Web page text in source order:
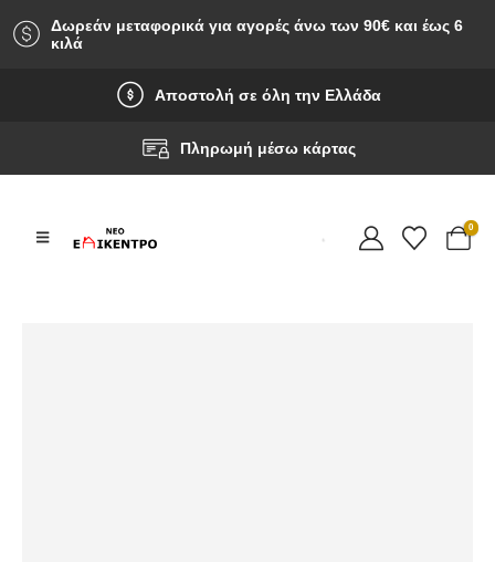
Δωρεάν μεταφορικά για αγορές άνω των 90‎€ και έως 6
κιλά
Αποστολή σε όλη την Ελλάδα
Πληρωμή μέσω κάρτας
0